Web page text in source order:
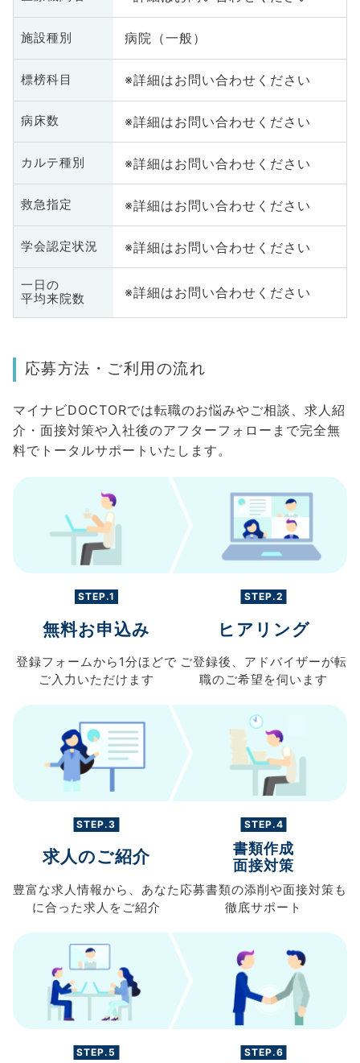
施設種別 病院（一般）
標榜科目 ※詳細はお問い合わせください
病床数 ※詳細はお問い合わせください
カルテ種別 ※詳細はお問い合わせください
救急指定 ※詳細はお問い合わせください
学会認定状況 ※詳細はお問い合わせください
一日の
平均来院数
※詳細はお問い合わせください
応募方法・ご利用の流れ
マイナビDOCTORでは転職のお悩みやご相談、求人紹
介・面接対策や入社後のアフターフォローまで完全無
料でトータルサポートいたします。
STEP.1
無料お申込み
登録フォームから 1分ほどで
ご入力 いただけます
STEP.2
ヒアリング
ご登録後、 アドバイザーが転
職のご希望を伺います
STEP.3
求人のご紹介
豊富な求人情報から、 あなた
に合った求人を ご紹介
STEP.4
書類作成
面接対策
応募書類の添削や面接対策も
徹底サポート
STEP.5 STEP.6